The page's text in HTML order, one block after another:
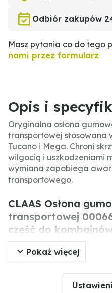
Odbiór zakupów
Masz pytania co do tego
nami przez formularz
Opis i
Oryginalna osłona
transportowej stosowana
Tucano i Mega. Chroni
wilgocią i uszkodzeniami
wymiana zapobiega
transportowego.
CLAAS Osłona
transportowej
część do
Oryginalna osłona
transportowej CLAAS to
element ochronny,
Tucano i Mega.
Pokaż więcej